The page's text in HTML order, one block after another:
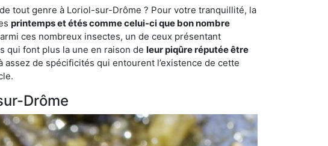
tout genre à Loriol-sur-Drôme ? Pour votre tranquillité, la
printemps et étés comme celui-ci que bon nombre
ces nombreux insectes, un de ceux présentant
qui font plus la une en raison de leur piqûre réputée être
de spécificités qui entourent l’existence de cette
Drôme